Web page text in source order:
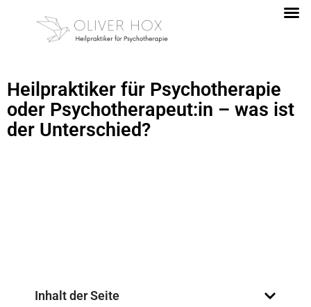
Heilpraktiker für Psychotherapie
oder Psychotherapeut:in – was ist
der Unterschied?
Inhalt der Seite